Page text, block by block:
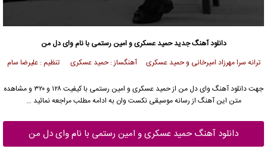
دانلود آهنگ جدیدحمید عسکریو امین رستمی با نام وای دل من
ترانه سرا مهرزاد امیرخانی و حمید عسکری آهنگساز : حمید عسکری تنظیم : علیرضا سام
جهت دانلود آهنگ وای دل من ازحمید عسکری
و امین رستمی با کیفیت ۱۲۸ و ۳۲۰ و مشاهده
متن این آهنگ از رسانه موسیقی نکست وان به ادامه مطلب مراجعه نمائید …
دانلود آهنگ حمید عسکری و امین رستمی با نام وای دل من